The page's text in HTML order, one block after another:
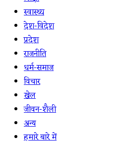
स्वास्थ्य
देश-विदेश
प्रदेश
राजनीति
धर्म-समाज
विचार
खेल
जीवन-शैली
अन्य
हमारे बारे में